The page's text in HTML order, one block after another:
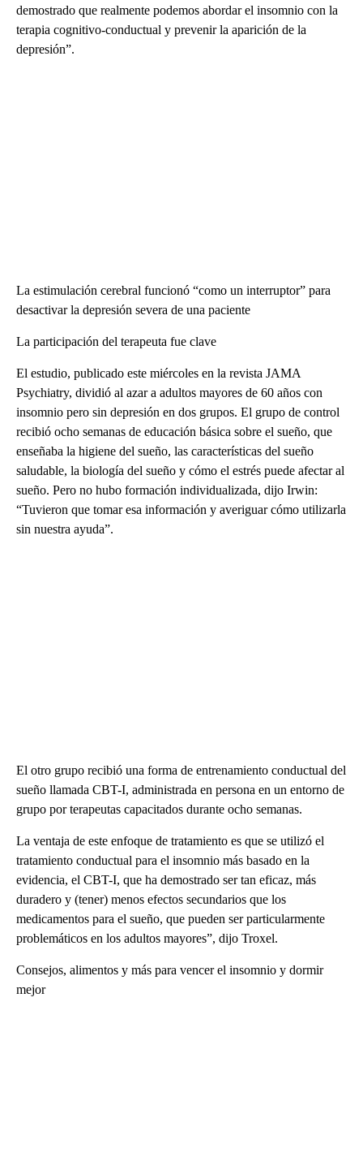
demostrado que realmente podemos abordar el insomnio con la
terapia cognitivo-conductual y prevenir la aparición de la
depresión”.
La estimulación cerebral funcionó “como un interruptor” para
desactivar la depresión severa de una paciente
La participación del terapeuta fue clave
El estudio, publicado este miércoles en la revista JAMA
Psychiatry, dividió al azar a adultos mayores de 60 años con
insomnio pero sin depresión en dos grupos. El grupo de control
recibió ocho semanas de educación básica sobre el sueño, que
enseñaba la higiene del sueño, las características del sueño
saludable, la biología del sueño y cómo el estrés puede afectar al
sueño. Pero no hubo formación individualizada, dijo Irwin:
“Tuvieron que tomar esa información y averiguar cómo utilizarla
sin nuestra ayuda”.
El otro grupo recibió una forma de entrenamiento conductual del
sueño llamada CBT-I, administrada en persona en un entorno de
grupo por terapeutas capacitados durante ocho semanas.
La ventaja de este enfoque de tratamiento es que se utilizó el
tratamiento conductual para el insomnio más basado en la
evidencia, el CBT-I, que ha demostrado ser tan eficaz, más
duradero y (tener) menos efectos secundarios que los
medicamentos para el sueño, que pueden ser particularmente
problemáticos en los adultos mayores”, dijo Troxel.
Consejos, alimentos y más para vencer el insomnio y dormir
mejor